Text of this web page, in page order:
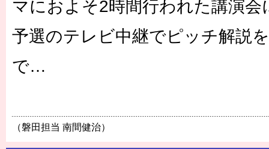
マにおよそ2時間行われた講演
予選のテレビ中継でピッチ解説
で…
（磐田担当 南間健治）